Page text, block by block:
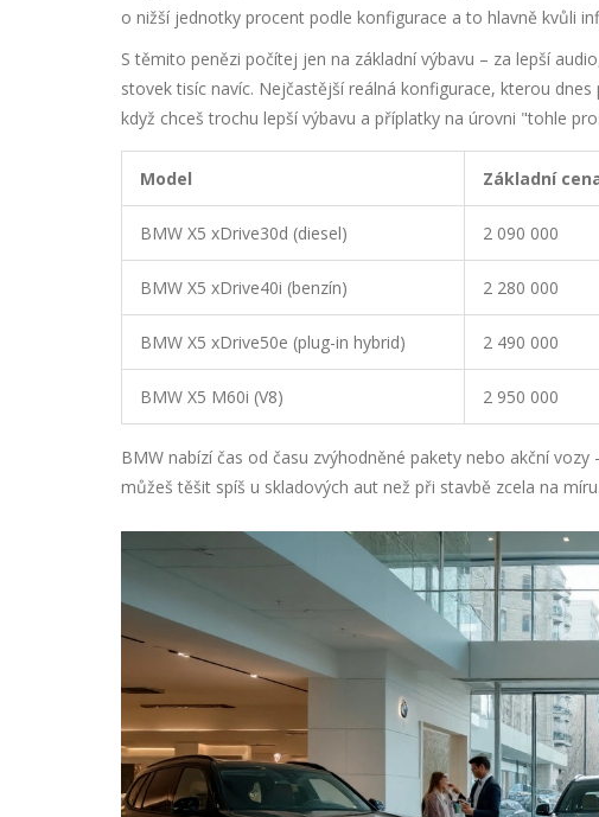
o nižší jednotky procent podle konfigurace a to hlavně kvůli
S těmito penězi počítej jen na základní výbavu – za lepší
stovek tisíc navíc. Nejčastější reálná konfigurace, kterou
když chceš trochu lepší výbavu a příplatky na úrovni "tohle
Model Základní
BMW X5 xDrive30d (diesel) 2 090 000
BMW X5 xDrive40i (benzín) 2 280 000
BMW X5 xDrive50e (plug-in hybrid) 2 490 000
BMW X5 M60i (V8) 2 950 000
BMW nabízí čas od času zvýhodněné pakety nebo akční
můžeš těšit spíš u skladových aut než při stavbě zcela na míru.